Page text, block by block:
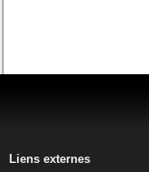
Liens externes